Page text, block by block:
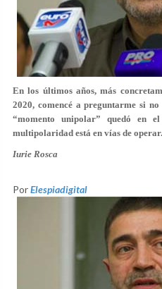
En los últimos años, más
2020, comencé a preguntarme si
“momento unipolar” quedó en
multipolaridad está en vías de operar.
Iurie Rosca
PorElespiadigital